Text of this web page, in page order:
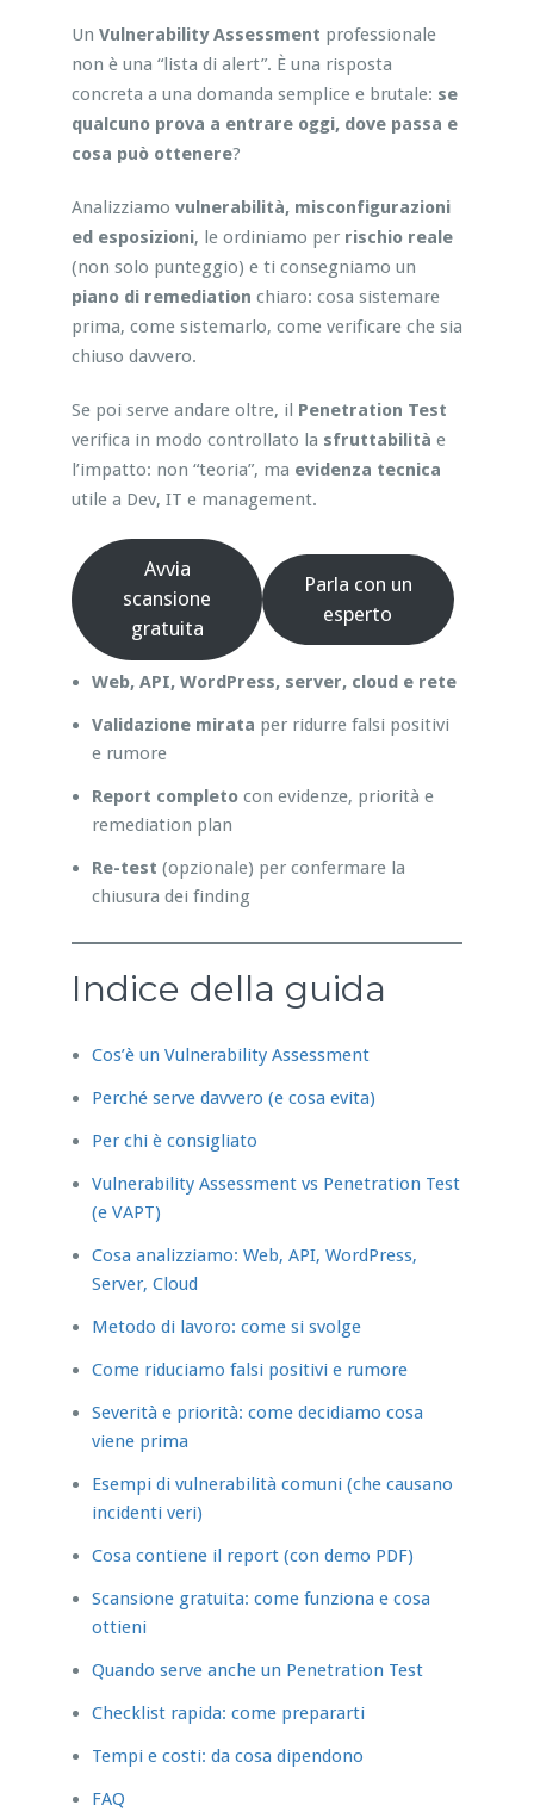
Un Vulnerability Assessment professionale
non è una “lista di alert”. È una risposta
concreta a una domanda semplice e brutale: se
qualcuno prova a entrare oggi, dove passa e
cosa può ottenere?
Analizziamo vulnerabilità, misconfigurazioni
ed esposizioni, le ordiniamo per rischio reale
(non solo punteggio) e ti consegniamo un
piano di remediation chiaro: cosa sistemare
prima, come sistemarlo, come verificare che sia
chiuso davvero.
Se poi serve andare oltre, il Penetration Test
verifica in modo controllato la sfruttabilità e
l’impatto: non “teoria”, ma evidenza tecnica
utile a Dev, IT e management.
Avvia
scansione
gratuita
Parla con un
esperto
Web, API, WordPress, server, cloud e rete
Validazione mirata per ridurre falsi positivi
e rumore
Report completocon evidenze, priorità e
remediation plan
Re-test (opzionale) per confermare la
chiusura dei finding
Indice della guida
Cos’è un Vulnerability Assessment
Perché serve davvero (e cosa evita)
Per chi è consigliato
Vulnerability Assessment vs Penetration Test
(e VAPT)
Cosa analizziamo: Web, API, WordPress,
Server, Cloud
Metodo di lavoro: come si svolge
Come riduciamo falsi positivi e rumore
Severità e priorità: come decidiamo cosa
viene prima
Esempi di vulnerabilità comuni (che causano
incidenti veri)
Cosa contiene il report (con demo PDF)
Scansione gratuita: come funziona e cosa
ottieni
Quando serve anche un Penetration Test
Checklist rapida: come prepararti
Tempi e costi: da cosa dipendono
FAQ